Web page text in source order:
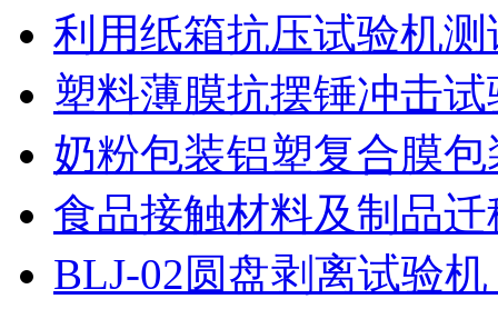
利用纸箱抗压试验机
塑料薄膜抗摆锤冲击
奶粉包装铝塑复合膜
食品接触材料及制品
BLJ-02圆盘剥离试验